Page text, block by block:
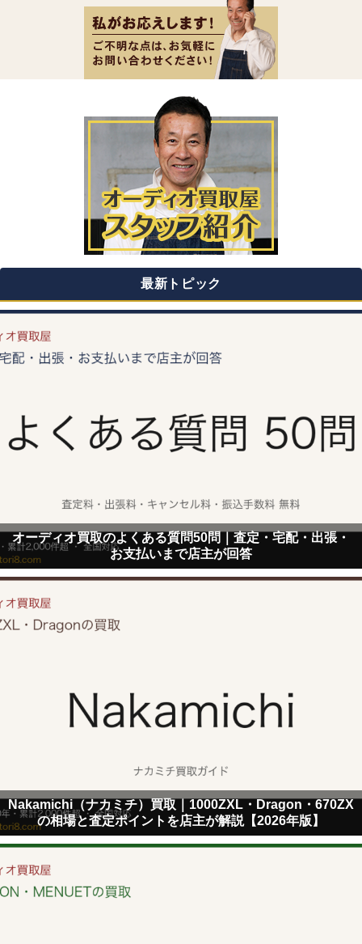
最新トピック
オーディオ買取のよくある質問50問｜査定・宅配・出張・
お支払いまで店主が回答
Nakamichi（ナカミチ）買取｜1000ZXL・Dragon・670ZX
の相場と査定ポイントを店主が解説【2026年版】